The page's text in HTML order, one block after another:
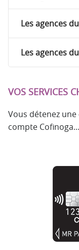
Les agences
Les agences
VOS SERVICES
Vous détenez
compte Cofinoga...